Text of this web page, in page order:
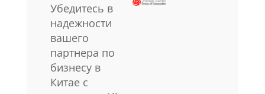
Убедитесь в
надежности
вашего
партнера по
бизнесу в
Китае с